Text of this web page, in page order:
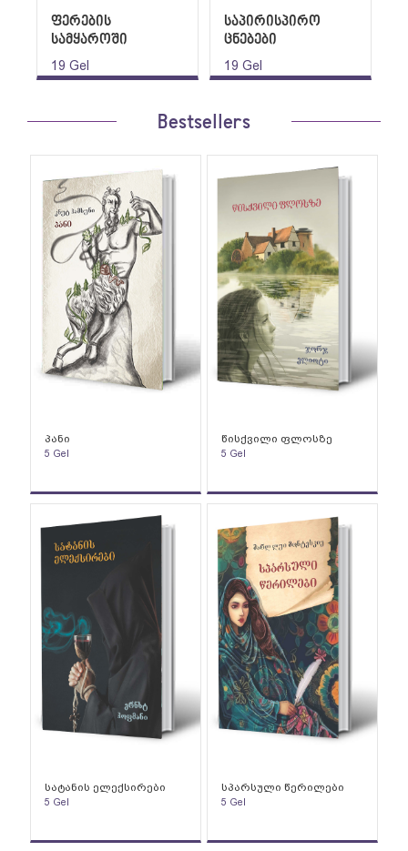
ფერების
სამყაროში
19 Gel
საპირისპირო
ცნებები
19 Gel
Bestsellers
პანი
5 Gel
წისქვილი ფლოსზე
5 Gel
სატანის ელექსირები
5 Gel
სპარსული წერილები
5 Gel